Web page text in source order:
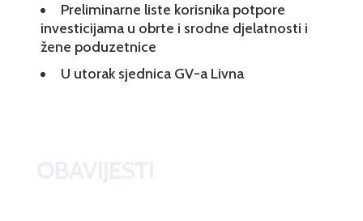
Preliminarne liste korisnika potpore
investicijama u obrte i srodne djelatnosti i
žene poduzetnice
U utorak sjednica GV-a Livna